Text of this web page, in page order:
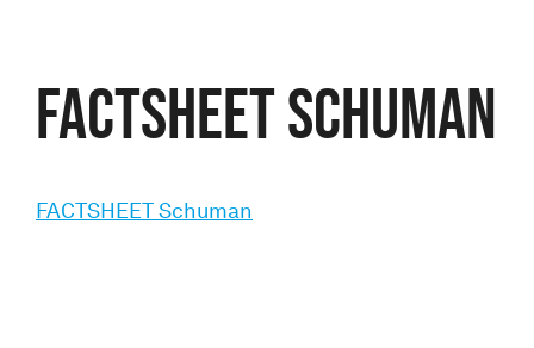
FACTSHEET Schuman
FACTSHEET Schuman